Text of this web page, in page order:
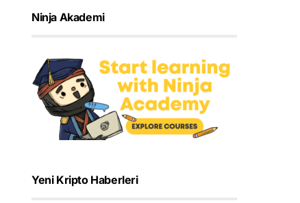
Ninja Akademi
Yeni Kripto Haberleri